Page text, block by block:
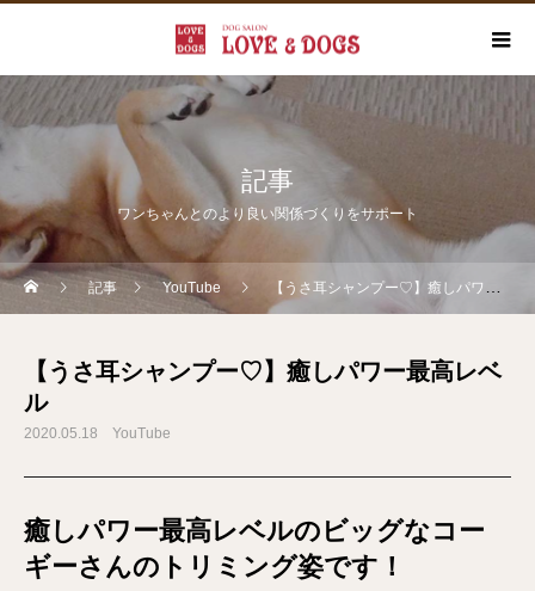
記事
ワンちゃんとのより良い関係づくりをサポート
記事 YouTube 【うさ耳シャンプー♡】癒しパワー最高レベル
【うさ耳シャンプー♡】癒しパワー最高レベ
ル
2020.05.18 YouTube
癒しパワー最高レベルのビッグなコー
ギーさんのトリミング姿です！